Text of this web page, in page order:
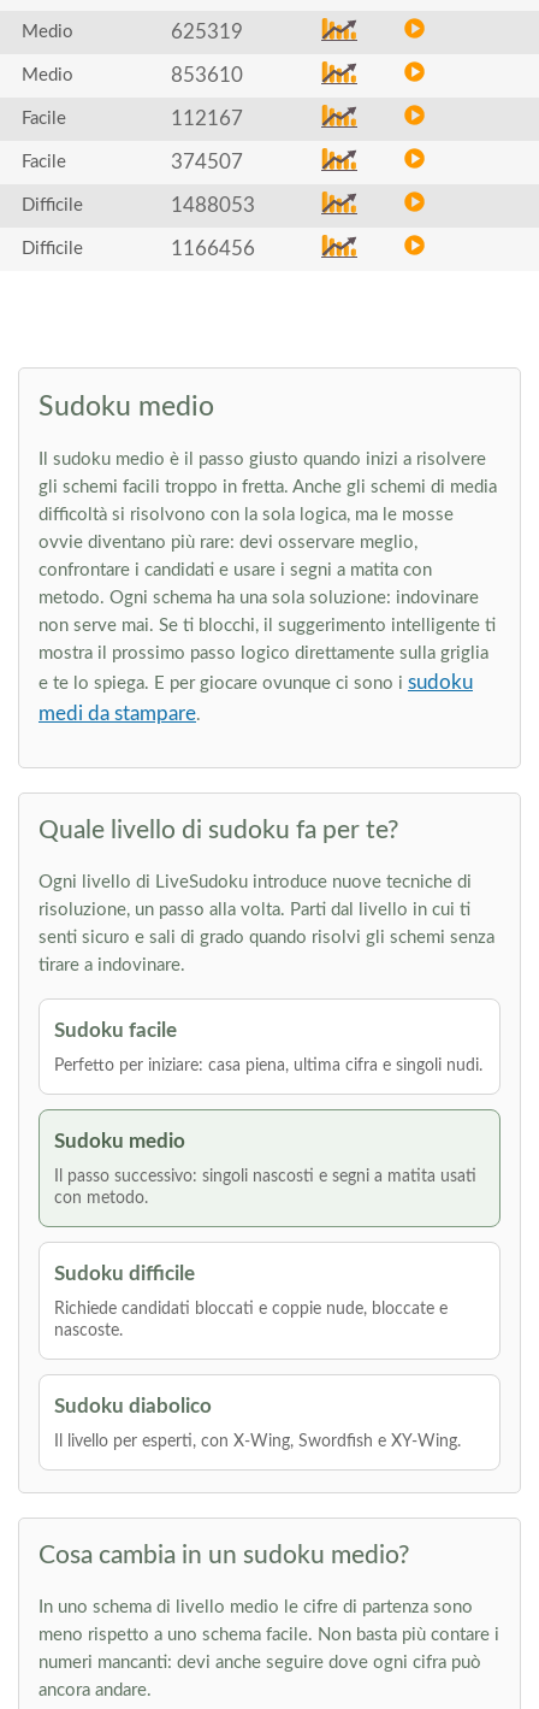
Medio 625319
Medio 853610
Facile 112167
Facile 374507
Difficile 1488053
Difficile 1166456
Sudoku medio
Il sudoku medio è il passo giusto quando inizi a risolvere
gli schemi facili troppo in fretta. Anche gli schemi di media
difficoltà si risolvono con la sola logica, ma le mosse
ovvie diventano più rare: devi osservare meglio,
confrontare i candidati e usare i segni a matita con
metodo. Ogni schema ha una sola soluzione: indovinare
non serve mai. Se ti blocchi, il suggerimento intelligente ti
mostra il prossimo passo logico direttamente sulla griglia
e te lo spiega. E per giocare ovunque ci sono i sudoku
medi da stampare.
Quale livello di sudoku fa per te?
Ogni livello di LiveSudoku introduce nuove tecniche di
risoluzione, un passo alla volta. Parti dal livello in cui ti
senti sicuro e sali di grado quando risolvi gli schemi senza
tirare a indovinare.
Sudoku facile
Perfetto per iniziare: casa piena, ultima cifra e singoli nudi.
Sudoku medio
Il passo successivo: singoli nascosti e segni a matita usati
con metodo.
Sudoku difficile
Richiede candidati bloccati e coppie nude, bloccate e
nascoste.
Sudoku diabolico
Il livello per esperti, con X-Wing, Swordfish e XY-Wing.
Cosa cambia in un sudoku medio?
In uno schema di livello medio le cifre di partenza sono
meno rispetto a uno schema facile. Non basta più contare i
numeri mancanti: devi anche seguire dove ogni cifra può
ancora andare.